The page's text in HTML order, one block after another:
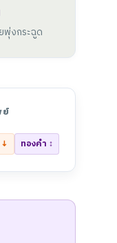
พุ่งกระฉูด
ย์
ทองคำ ↕